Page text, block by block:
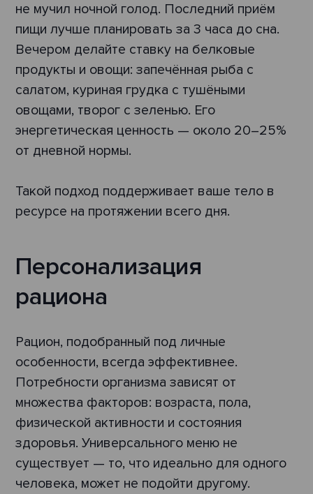
не мучил ночной голод. Последний приём
пищи лучше планировать за 3 часа до сна.
Вечером делайте ставку на белковые
продукты и овощи: запечённая рыба с
салатом, куриная грудка с тушёными
овощами, творог с зеленью. Его
энергетическая ценность — около 20–25%
от дневной нормы.
Такой подход поддерживает ваше тело в
ресурсе на протяжении всего дня.
Персонализация
рациона
Рацион, подобранный под личные
особенности, всегда эффективнее.
Потребности организма зависят от
множества факторов: возраста, пола,
физической активности и состояния
здоровья. Универсального меню не
существует — то, что идеально для одного
человека, может не подойти другому.